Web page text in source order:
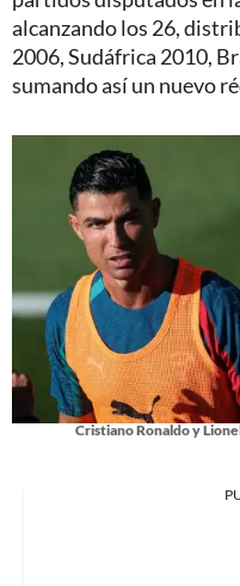
alcanzando los 26,
2006, Sudáfrica 2010,
sumando así un nuevo
Cristiano Ronaldo y